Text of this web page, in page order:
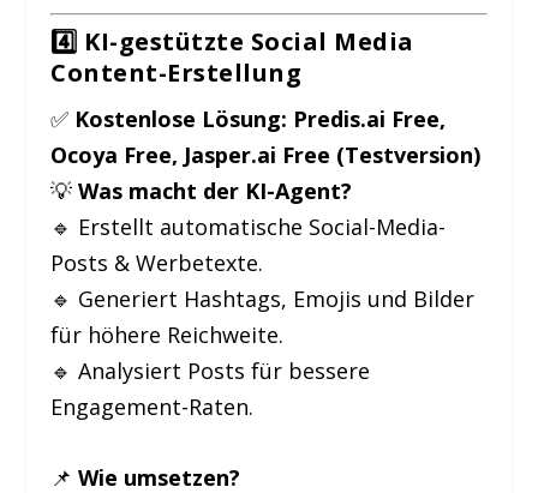
4️⃣ KI-gestützte Social Media
Content-Erstellung
✅ Kostenlose Lösung: Predis.ai Free,
Ocoya Free, Jasper.ai Free (Testversion)
💡Was macht der KI-Agent?
🔹 Erstellt automatische Social-Media-
Posts & Werbetexte.
🔹 Generiert Hashtags, Emojis und Bilder
für höhere Reichweite.
🔹 Analysiert Posts für bessere
Engagement-Raten.
📌Wie umsetzen?